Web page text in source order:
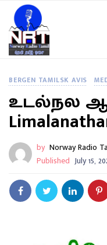
BERGEN TAMILSK AVIS
உடல்நல
by Norway Radio
Published July 15,